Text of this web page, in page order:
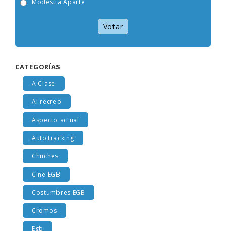
Modestia Aparte
Votar
CATEGORÍAS
A Clase
Al recreo
Aspecto actual
AutoTracking
Chuches
Cine EGB
Costumbres EGB
Cromos